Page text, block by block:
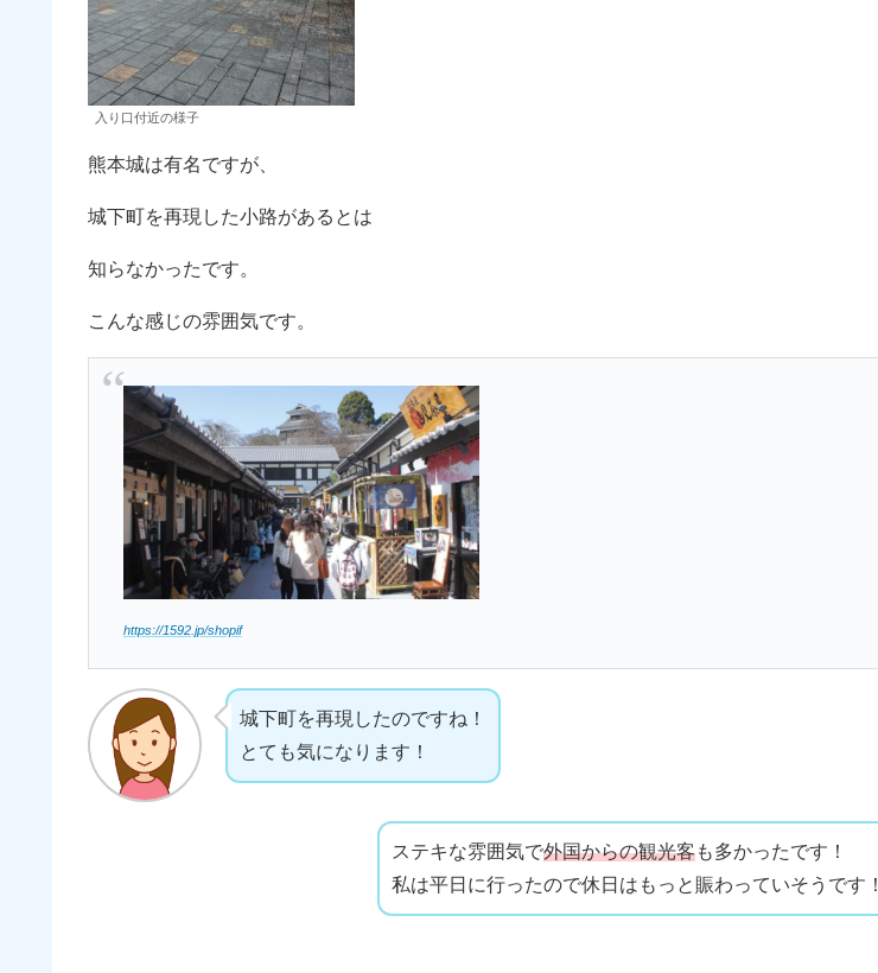
入り口付近の様子
熊本城は有名ですが、
城下町を再現した小路があるとは
知らなかったです。
こんな感じの雰囲気です。
https://1592.jp/shopif
城下町を再現したのですね！
とても気になります！
ステキな雰囲気で外国からの観光客も多かったです！
私は平日に行ったので休日はもっと賑わっていそうです！